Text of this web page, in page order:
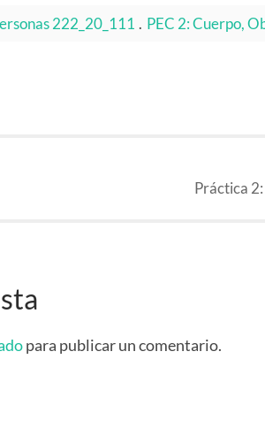
222_20_111 . PEC 2: Cuerpo,
Práctica
para publicar un comentario.